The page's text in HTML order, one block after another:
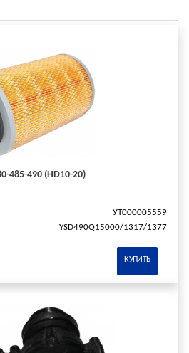
485-490 (HD10-20)
УТ000005559
YSD490Q15000/1317/1377
КУПИТЬ